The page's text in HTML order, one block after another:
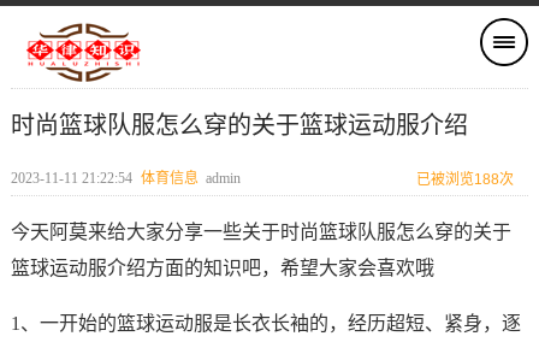
时尚篮球队服怎么穿的关于篮球运动服介绍
2023-11-11 21:22:54 体育信息 admin 已被浏览188次
今天阿莫来给大家分享一些关于时尚篮球队服怎么穿的关于
篮球运动服介绍方面的知识吧，希望大家会喜欢哦
1、一开始的篮球运动服是长衣长袖的，经历超短、紧身，逐